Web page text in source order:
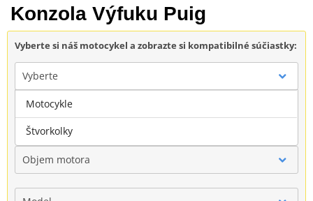
Konzola Výfuku Puig
Vyberte si náš motocykel a zobrazte si kompatibilné súčiastky:
Vyberte
Značka
Objem motora
Motocykle
Štvorkolky